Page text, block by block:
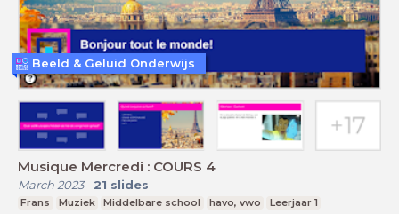
Musique Mercredi : COURS 4
March 2023- 21 slides
Frans Muziek Middelbare school havo, vwo Leerjaar 1
Beeld & Geluid Onderwijs